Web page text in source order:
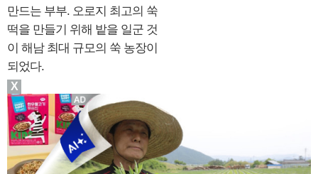
만드는 부부. 오로지 최고의 쑥
떡을 만들기 위해 밭을 일군 것
이 해남 최대 규모의 쑥 농장이
되었다.
X